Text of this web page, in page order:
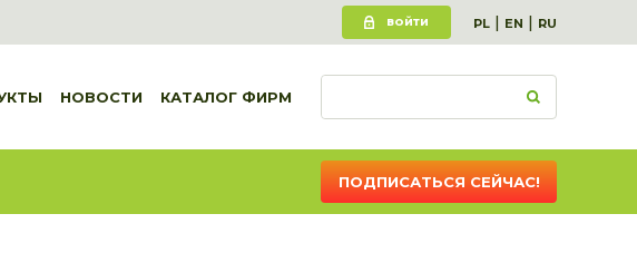
ВОЙТИ PL | EN | RU
НОВОСТИ КАТАЛОГ ФИРМ
ПОДПИСАТЬСЯ СЕЙЧАС!